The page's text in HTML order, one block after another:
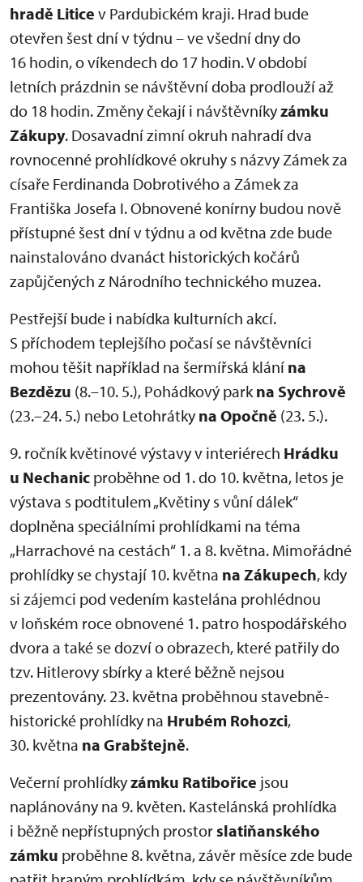
hradě Litice v Pardubickém kraji. Hrad bude
otevřen šest dní v týdnu – ve všední dny do
16 hodin, o víkendech do 17 hodin. V období
letních prázdnin se návštěvní doba prodlouží až
do 18 hodin. Změny čekají i návštěvníkyzámku
Zákupy. Dosavadní zimní okruh nahradí dva
rovnocenné prohlídkové okruhy s názvy Zámek za
císaře Ferdinanda Dobrotivého a Zámek za
Františka Josefa I. Obnovené konírny budou nově
přístupné šest dní v týdnu a od května zde bude
nainstalováno dvanáct historických kočárů
zapůjčených z Národního technického muzea.
Pestřejší bude i nabídka kulturních akcí.
S příchodem teplejšího počasí se návštěvníci
mohou těšit například na šermířská klání na
Bezdězu (8.–10. 5.), Pohádkový parkna Sychrově
(23.–24. 5.) nebo Letohrátky na Opočně (23. 5.).
9. ročník květinové výstavy v interiérech Hrádku
u Nechanic proběhne od 1. do 10. května, letos je
výstava s podtitulem „Květiny s vůní dálek“
doplněna speciálními prohlídkami na téma
„Harrachové na cestách“ 1. a 8. května. Mimořádné
prohlídky se chystají 10. května na Zákupech, kdy
si zájemci pod vedením kastelána prohlédnou
v loňském roce obnovené 1. patro hospodářského
dvora a také se dozví o obrazech, které patřily do
tzv. Hitlerovy sbírky a které běžně nejsou
prezentovány. 23. května proběhnou stavebně-
historické prohlídky na Hrubém Rohozci,
30. května na Grabštejně.
Večerní prohlídkyzámku Ratibořice jsou
naplánovány na 9. květen. Kastelánská prohlídka
i běžně nepřístupných prostorslatiňanského
zámku proběhne 8. května, závěr měsíce zde bude